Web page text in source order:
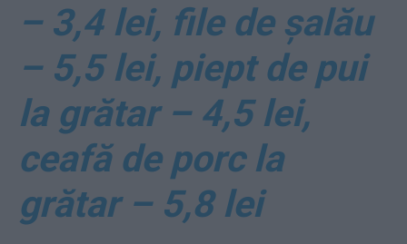
– 3,4 lei, file de șalău
– 5,5 lei, piept de pui
la grătar – 4,5 lei,
ceafă de porc la
grătar – 5,8 lei